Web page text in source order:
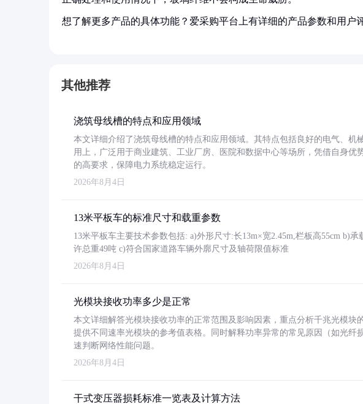
想了解更多产品的具体功能？爱采购平台上有详细的产品参数和用户
其他推荐
浇筑母线槽的特点和应用领域
本文详细介绍了浇筑母线槽的特点和应用领域。其特点包括良好的电气、机
用上，广泛用于商业建筑、工业厂房、医院和数据中心等场所，凭借自身优
的高要求，保障电力系统稳定运行。
2026年8月4日
13米平板车的标准尺寸和载重参数
13米平板车主要技术参数包括: a)外形尺寸:长13m×宽2.45m,栏板高55cm b)
许总重49吨 c)符合国家道路车辆外廓尺寸及轴荷限值标准
2026年8月4日
光模块接收功率多少是正常
本文详细解答光模块接收功率的正常范围及影响因素，重点分析千兆光模块
提供不同速率光模块的参考值表格。同时解释功率异常的常见原因（如光纤
速判断网络性能问题。
2026年8月4日
干式变压器损耗标准一览表及计算方法